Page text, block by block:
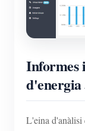
Informes
d'energia
L'eina